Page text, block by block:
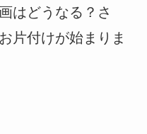
はどうなる？さ
片付けが始まりま